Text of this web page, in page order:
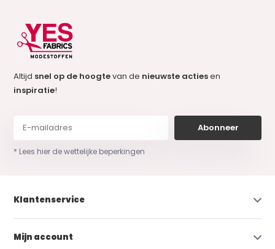
Altijd snel op de hoogtevan de nieuwste actiesen
inspiratie!
Abonneer
* Lees hier de wettelijke beperkingen
Klantenservice
Mijn account